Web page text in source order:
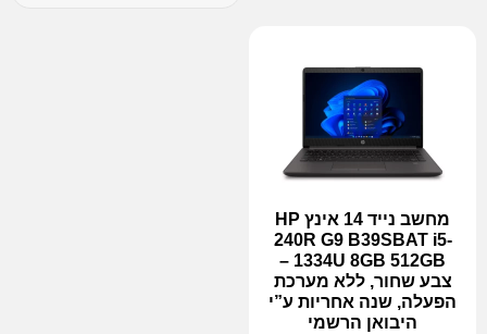
מחשב נייד 14 אינץ HP
240R G9 B39SBAT i5-
1334U 8GB 512GB –
צבע שחור, ללא מערכת
הפעלה, שנה אחריות ע”י
היבואן הרשמי